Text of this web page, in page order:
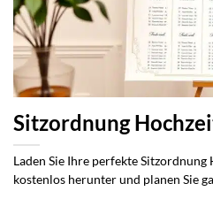
Sitzordnung
Laden Sie Ihre perfekte
kostenlos herunter und planen Sie